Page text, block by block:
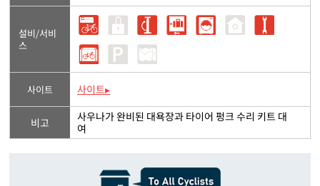
설비/서비
스
사이트 사이트▸
비고
사우나가 완비된 대욕장과 타이어 펑크 수리 키트 대
여